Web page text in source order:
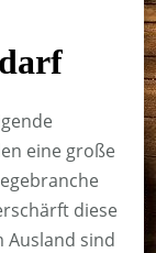
eine große
diese
Ausland sind